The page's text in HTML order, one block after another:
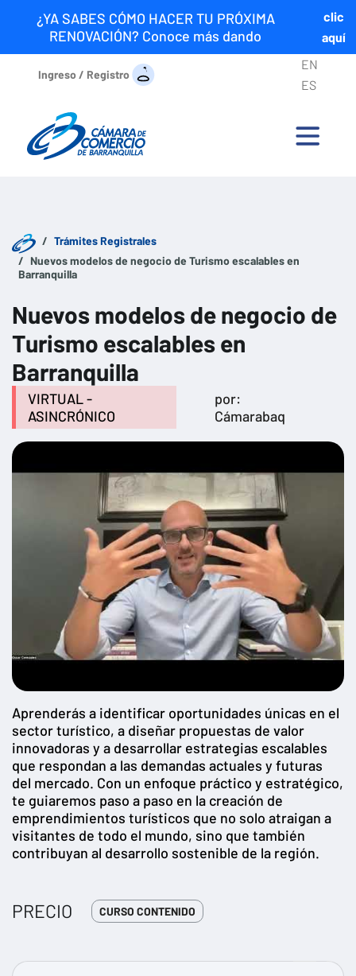
¿YA SABES CÓMO HACER TU PRÓXIMA
RENOVACIÓN? Conoce más dando
clic
aquí
Ingreso / Registro
EN
ES
Trámites Registrales
Nuevos modelos de negocio de Turismo escalables en
Barranquilla
Nuevos modelos de negocio de
Turismo escalables en
Barranquilla
VIRTUAL -
ASINCRÓNICO
por:
Cámarabaq
Aprenderás a identificar oportunidades únicas en el
sector turístico, a diseñar propuestas de valor
innovadoras y a desarrollar estrategias escalables
que respondan a las demandas actuales y futuras
del mercado. Con un enfoque práctico y estratégico,
te guiaremos paso a paso en la creación de
emprendimientos turísticos que no solo atraigan a
visitantes de todo el mundo, sino que también
contribuyan al desarrollo sostenible de la región.
PRECIO CURSO CONTENIDO